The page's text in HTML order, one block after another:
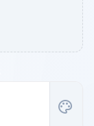
palette